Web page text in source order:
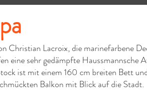
Christian Lacroix, die marinefarbene
eine sehr gedämpfte Haussmannsche
ist mit einem 160 cm breiten Bett
Balkon mit Blick auf die Stadt.